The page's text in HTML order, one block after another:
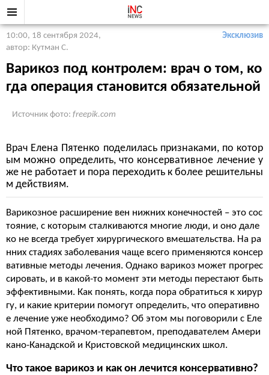
Эксклюзив
10:00, 18 сентября 2024,
автор: Кутман С.
Варикоз под контролем: врач о том, ко
гда операция становится обязательной
Источник фото: freepik.com
Врач Елена Пятенко поделилась признаками, по котор
ым можно определить, что консервативное лечение у
же не работает и пора переходить к более решительны
м действиям.
Варикозное расширение вен нижних конечностей – это сос
тояние, с которым сталкиваются многие люди, и оно дале
ко не всегда требует хирургического вмешательства. На ра
нних стадиях заболевания чаще всего применяются консер
вативные методы лечения. Однако варикоз может прогрес
сировать, и в какой-то момент эти методы перестают быть
эффективными. Как понять, когда пора обратиться к хирур
гу, и какие критерии помогут определить, что оперативно
е лечение уже необходимо? Об этом мы поговорили с Еле
ной Пятенко, врачом-терапевтом, преподавателем Амери
кано-Канадской и Кристовской медицинских школ.
Что такое варикоз и как он лечится консервативно?